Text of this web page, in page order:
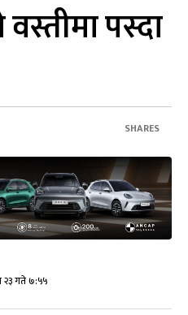
पस्दा
SHARES
गते ७:५५